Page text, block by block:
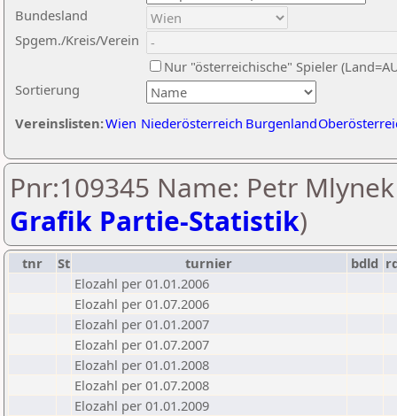
Sortierung
Bundesland
Spgem./Kreis/Verein
Nur "österreichische" Spieler
Vereinslisten:Wien Niederösterreich Burgenland
Pnr:109345 Name: Petr
Grafik Partie-Statistik)
tnr St turnier bdld
Elozahl per 01.01.2006
Elozahl per 01.07.2006
Elozahl per 01.01.2007
Elozahl per 01.07.2007
Elozahl per 01.01.2008
Elozahl per 01.07.2008
Elozahl per 01.01.2009